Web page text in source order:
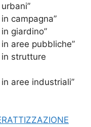
campagna”
giardino”
aree pubbliche”
strutture
aree industriali”